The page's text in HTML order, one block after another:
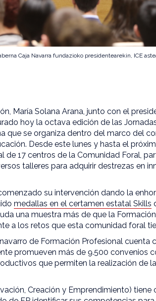
Caja Navarra fundazioko presidentearekin, ICE
María Solana Arana, junto con el
hoy la octava edición de las
que se organiza dentro del marco del
Desde este lunes y hasta el
de 17 centros de la Comunidad Foral,
talleres para adquirir destrezas en
su intervención dando la
medallas en el certamen estatal Skills
una muestra más de que la
a los retos que esta comunidad foral
de Formación Profesional cuenta
promueven más de 9.500 convenios
que permiten la realización de
Creación y Emprendimiento)